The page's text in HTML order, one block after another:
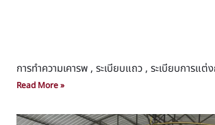
การทำความเคารพ , ระเบียบแถว , ระเบียบการแต่
Read More »